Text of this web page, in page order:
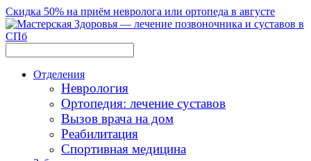
Скидка 50% на приём невролога или ортопеда в августе
Отделения
Неврология
Ортопедия: лечение суставов
Вызов врача на дом
Реабилитация
Спортивная медицина